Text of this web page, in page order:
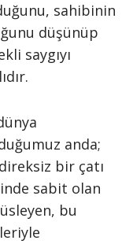
sahibinin
düşünüp
saygıyı
anda;
bir çatı
sabit olan
bu